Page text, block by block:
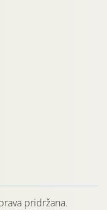
pridržana.